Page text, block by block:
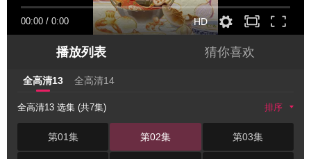
00:00 / 0:00 HD
播放列表 猜你喜欢
全高清13 全高清14
全高清13 选集 (共7集) 排序
第01集 第02集 第03集